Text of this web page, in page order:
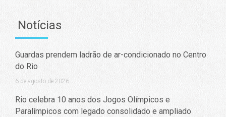
Notícias
Guardas prendem ladrão de ar-condicionado no Centro
do Rio
6 de agosto de 2026
Rio celebra 10 anos dos Jogos Olímpicos e
Paralímpicos com legado consolidado e ampliado